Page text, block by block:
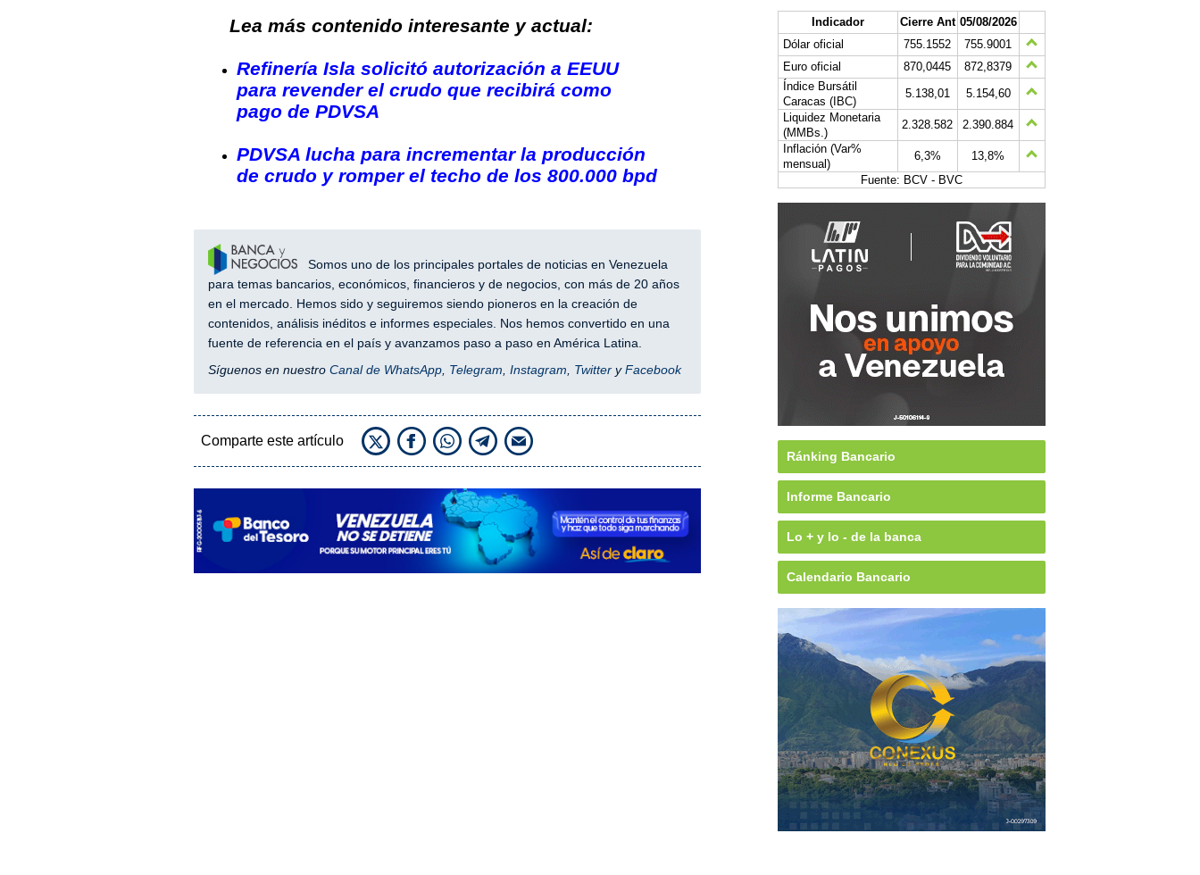
Lea más contenido interesante y actual:
Refinería Isla solicitó autorización a EEUU
para revender el crudo que recibirá como
pago de PDVSA
PDVSA lucha para incrementar la producción
de crudo y romper el techo de los 800.000 bpd
Somos uno de los principales portales de noticias en Venezuela
para temas bancarios, económicos, financieros y de negocios, con más de 20 años
en el mercado. Hemos sido y seguiremos siendo pioneros en la creación de
contenidos, análisis inéditos e informes especiales. Nos hemos convertido en una
fuente de referencia en el país y avanzamos paso a paso en América Latina.
Síguenos en nuestro Canal de WhatsApp, Telegram Instagram TwitteryFacebook
Comparte este artículo
Indicador Cierre Ant 05/08/2026
Dólar oficial
755.1552
755.9001
Euro oficial
870,0445
872,8379
Índice Bursátil
Caracas (IBC)
5.138,01
5.154,60
Liquidez Monetaria
(MMBs.)
2.328.582
2.390.884
Inflación (Var%
mensual)
6,3%
13,8%
Fuente: BCV - BVC
Ránking Bancario
Informe Bancario
Lo + y lo - de la banca
Calendario Bancario